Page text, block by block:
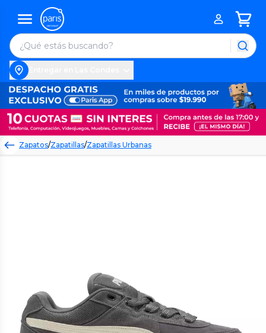
Zapatos/Zapatillas/Zapatillas Urbanas